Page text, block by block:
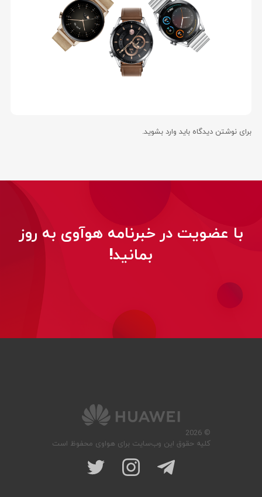
برای نوشتن دیدگاه باید وارد بشوید.
با عضویت در خبرنامه هوآوی به روز
بمانید!
© 2026
کلیه حقوق این وب‌سایت برای هواوی محفوظ است